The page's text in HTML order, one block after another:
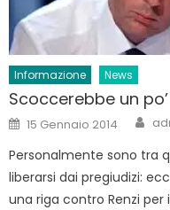
Informazione News
Scoccerebbe un po’
Posted
on
15 Gennaio 2014
Personalmente sono tra
liberarsi dai pregiudizi:
una riga contro Renzi